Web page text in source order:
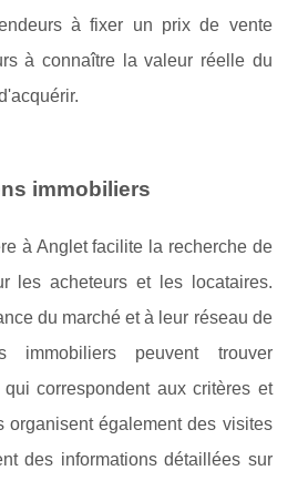
à fixer un prix de vente
à connaître la valeur réelle du
immobiliers
à Anglet facilite la recherche de
les acheteurs et les locataires.
du marché et à leur réseau de
immobiliers peuvent trouver
correspondent aux critères et
organisent également des visites
des informations détaillées sur